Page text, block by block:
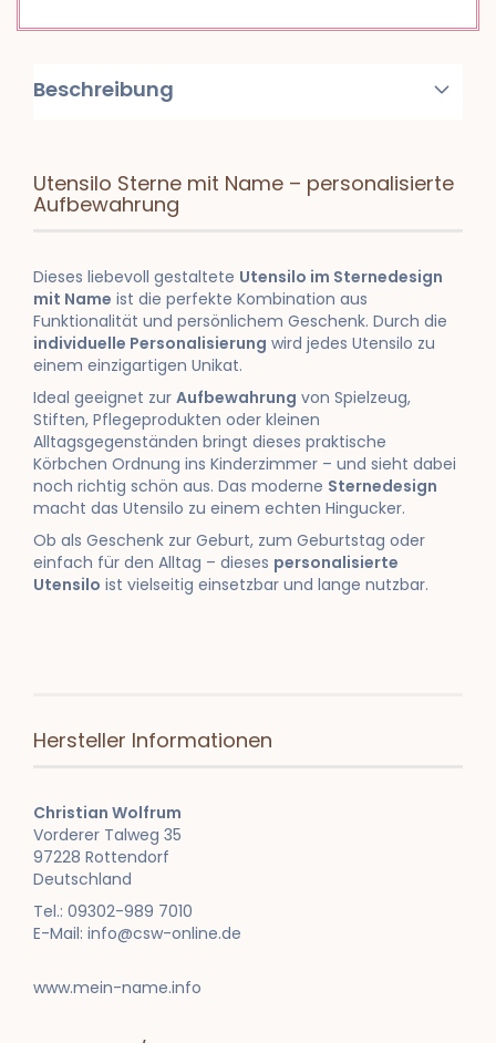
Beschreibung
Utensilo Sterne mit Name – personalisierte
Aufbewahrung
Dieses liebevoll gestaltete Utensilo im Sternedesign
mit Name ist die perfekte Kombination aus
Funktionalität und persönlichem Geschenk. Durch die
individuelle Personalisierung wird jedes Utensilo zu
einem einzigartigen Unikat.
Ideal geeignet zur Aufbewahrung von Spielzeug,
Stiften, Pflegeprodukten oder kleinen
Alltagsgegenständen bringt dieses praktische
Körbchen Ordnung ins Kinderzimmer – und sieht dabei
noch richtig schön aus. Das moderne Sternedesign
macht das Utensilo zu einem echten Hingucker.
Ob als Geschenk zur Geburt, zum Geburtstag oder
einfach für den Alltag – dieses personalisierte
Utensilo ist vielseitig einsetzbar und lange nutzbar.
Hersteller Informationen
Christian Wolfrum
Vorderer Talweg 35
97228 Rottendorf
Deutschland
Tel.: 09302-989 7010
E-Mail: info@csw-online.de
www.mein-name.info